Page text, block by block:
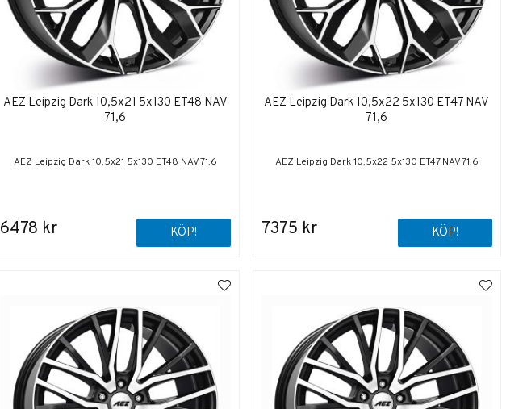
AEZ Leipzig Dark 10,5x21 5x130 ET48 NAV
71,6
AEZ Leipzig Dark 10,5x21 5x130 ET48 NAV 71,6
6478 kr KÖP!
AEZ Leipzig Dark 10,5x22 5x130 ET47 NAV
71,6
AEZ Leipzig Dark 10,5x22 5x130 ET47 NAV 71,6
7375 kr KÖP!